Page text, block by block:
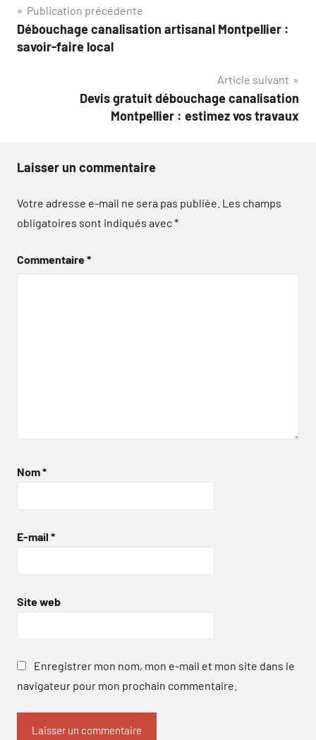
Navigation
de
Publication précédente
Débouchage canalisation artisanal Montpellier :
savoir-faire local
Article suivant
Devis gratuit débouchage canalisation
Montpellier : estimez vos travaux
Laisser un commentaire
Votre adresse e-mail ne sera pas publiée. Les champs
obligatoires sont indiqués avec*
Commentaire*
Nom*
E-mail *
Site web
Enregistrer mon nom, mon e-mail et mon site dans le
navigateur pour mon prochain commentaire.